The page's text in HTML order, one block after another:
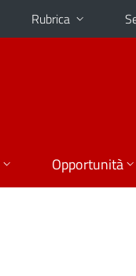
Rubrica
Opportunità